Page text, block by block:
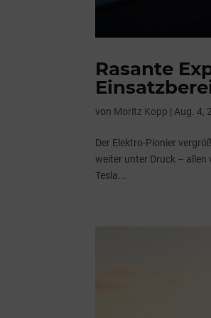
Rasante
von Moritz Kopp | Aug. 4,
Der Elektro-Pionier
weiter unter Druck – allen
Tesla...